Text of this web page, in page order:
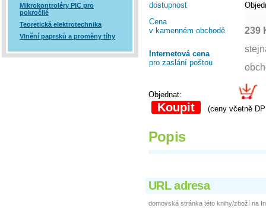
dostupnost
Cena
v kamenném obchodě
239
Internetová cena
pro zaslání poštou
Objednat:
Koupit (ceny včetně
Popis
URL adresa
domovská stránka této knihy/zboží na
Mikrokontroléry PIC pro
pokročilé
Teoretická elektrotechnika
Vlnění paprsků a proměny tíhy